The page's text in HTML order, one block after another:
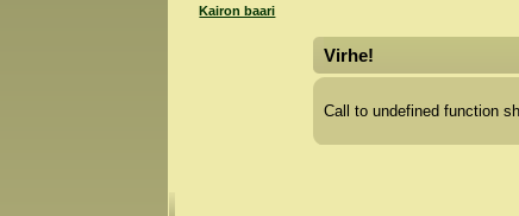
Kairon baari
Virhe!
Call to undefined function